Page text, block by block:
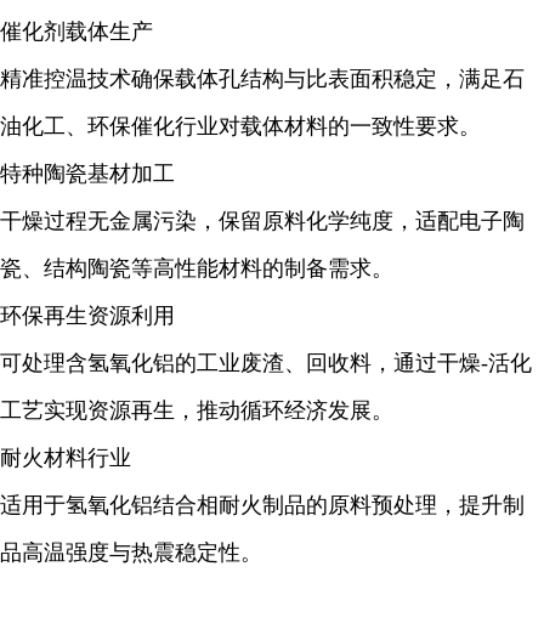
催化剂载体生产
精准控温技术确保载体孔结构与比表面积稳定，满足石
油化工、环保催化行业对载体材料的一致性要求。
特种陶瓷基材加工
干燥过程无金属污染，保留原料化学纯度，适配电子陶
瓷、结构陶瓷等高性能材料的制备需求。
环保再生资源利用
可处理含氢氧化铝的工业废渣、回收料，通过干燥-活化
工艺实现资源再生，推动循环经济发展。
耐火材料行业
适用于氢氧化铝结合相耐火制品的原料预处理，提升制
品高温强度与热震稳定性。